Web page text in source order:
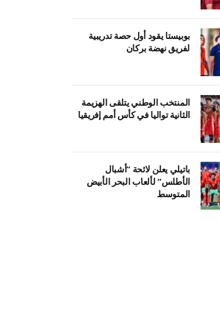
بوبيستا يقود أول حصة تدريبية
لفريق نهضة بركان
المنتخب الوطني يتلقى الهزيمة
الثانية تواليا في كأس أمم إفريقيا
باتيلي يعلن لائحة “أشبال
الأطلس” لألعاب البحر الأبيض
المتوسط